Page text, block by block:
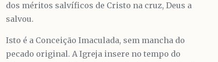
dos méritos salvíficos de Cristo na cruz, Deus a
salvou.
Isto é a Conceição Imaculada, sem mancha do
pecado original. A Igreja insere no tempo do